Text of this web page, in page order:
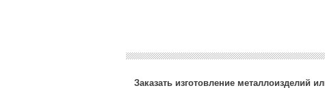
Заказать изготовление металлоизделий